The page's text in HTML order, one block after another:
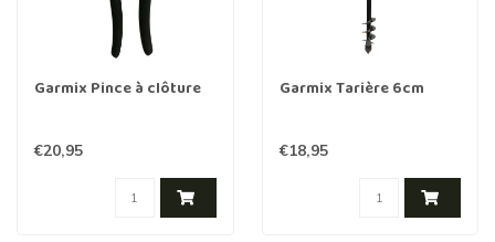
Garmix Pince à clôture
€20,95
Garmix Tarière 6cm
€18,95